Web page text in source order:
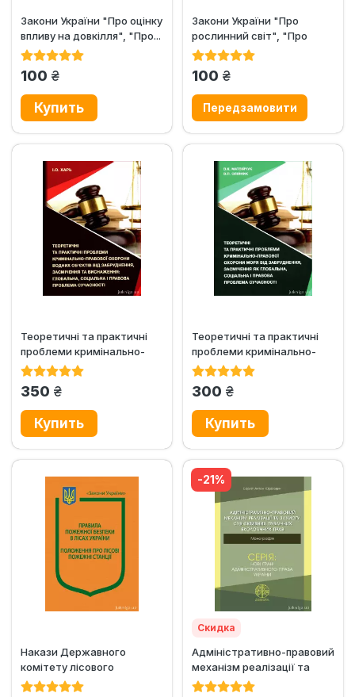
Закони України "Про оцінку
впливу на довкілля", "Про...
100 грн.
Закони України "Про
рослинний світ", "Про
тваринний...
100 грн.
Теоретичні та практичні
проблеми кримінально-
правової охорони водних...
350 грн.
Теоретичні та практичні
проблеми кримінально-
правової охорони моря
300 грн.
Накази Державного
комітету лісового
господарства України
Скидка
Адміністративно-правовий
механізм реалізації та
захисту суб’єктивних...
-21%